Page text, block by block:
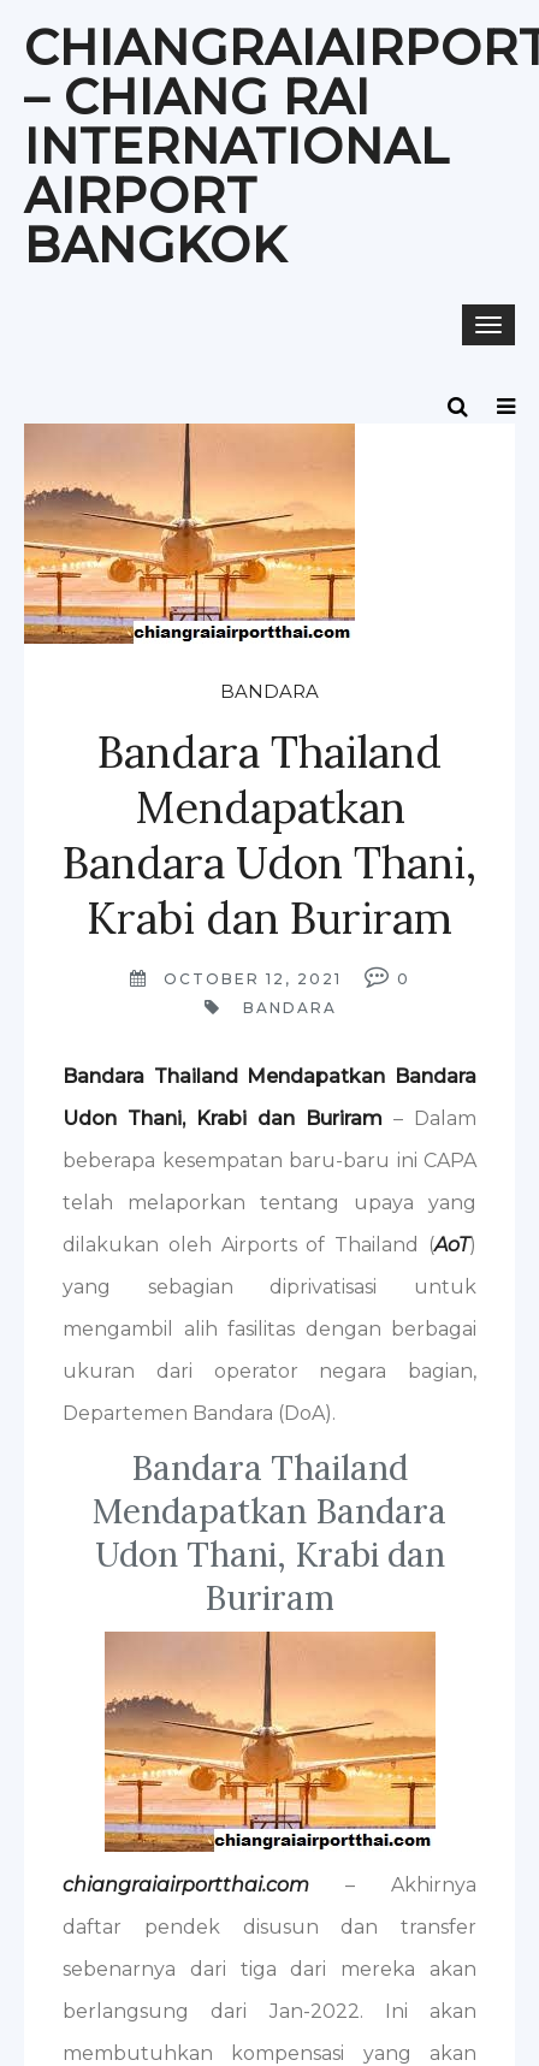
content
– CHIANG RAI
INTERNATIONAL
AIRPORT
BANGKOK
BANDARA
Bandara Thailand
Mendapatkan
Bandara Udon Thani,
Krabi dan Buriram
OCTOBER 12, 2021
0
BANDARA
Bandara Thailand Mendapatkan Bandara
Udon Thani, Krabi dan Buriram – Dalam
beberapa kesempatan baru-baru ini CAPA
telah melaporkan tentang upaya yang
dilakukan oleh Airports of Thailand (AoT)
yang sebagian diprivatisasi untuk
mengambil alih fasilitas dengan berbagai
ukuran dari operator negara bagian,
Departemen Bandara (DoA).
Bandara Thailand
Mendapatkan Bandara
Udon Thani, Krabi dan
Buriram
chiangraiairportthai.com – Akhirnya
daftar pendek disusun dan transfer
sebenarnya dari tiga dari mereka akan
berlangsung dari Jan-2022. Ini akan
membutuhkan kompensasi yang akan